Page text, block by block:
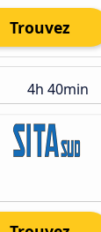
Trouvez
4h 40min